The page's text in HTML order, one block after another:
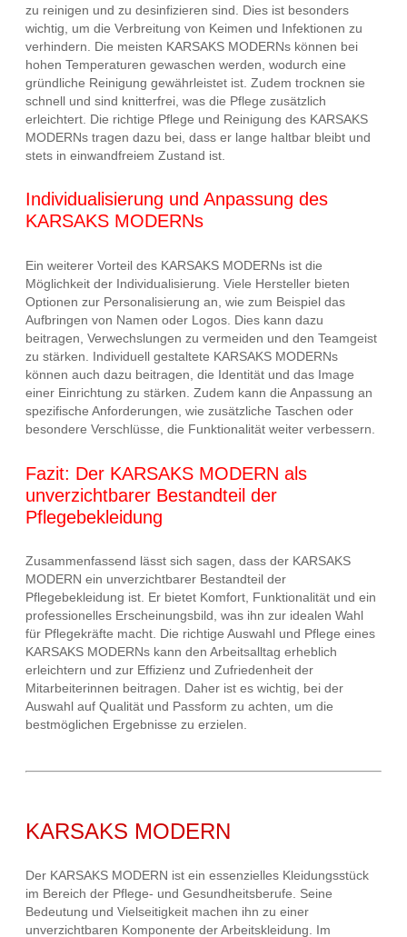
zu reinigen und zu desinfizieren sind. Dies ist besonders
wichtig, um die Verbreitung von Keimen und Infektionen zu
verhindern. Die meisten KARSAKS MODERNs können bei
hohen Temperaturen gewaschen werden, wodurch eine
gründliche Reinigung gewährleistet ist. Zudem trocknen sie
schnell und sind knitterfrei, was die Pflege zusätzlich
erleichtert. Die richtige Pflege und Reinigung des KARSAKS
MODERNs tragen dazu bei, dass er lange haltbar bleibt und
stets in einwandfreiem Zustand ist.
Individualisierung und Anpassung des
KARSAKS MODERNs
Ein weiterer Vorteil des KARSAKS MODERNs ist die
Möglichkeit der Individualisierung. Viele Hersteller bieten
Optionen zur Personalisierung an, wie zum Beispiel das
Aufbringen von Namen oder Logos. Dies kann dazu
beitragen, Verwechslungen zu vermeiden und den Teamgeist
zu stärken. Individuell gestaltete KARSAKS MODERNs
können auch dazu beitragen, die Identität und das Image
einer Einrichtung zu stärken. Zudem kann die Anpassung an
spezifische Anforderungen, wie zusätzliche Taschen oder
besondere Verschlüsse, die Funktionalität weiter verbessern.
Fazit: Der KARSAKS MODERN als
unverzichtbarer Bestandteil der
Pflegebekleidung
Zusammenfassend lässt sich sagen, dass der KARSAKS
MODERN ein unverzichtbarer Bestandteil der
Pflegebekleidung ist. Er bietet Komfort, Funktionalität und ein
professionelles Erscheinungsbild, was ihn zur idealen Wahl
für Pflegekräfte macht. Die richtige Auswahl und Pflege eines
KARSAKS MODERNs kann den Arbeitsalltag erheblich
erleichtern und zur Effizienz und Zufriedenheit der
Mitarbeiterinnen beitragen. Daher ist es wichtig, bei der
Auswahl auf Qualität und Passform zu achten, um die
bestmöglichen Ergebnisse zu erzielen.
KARSAKS MODERN
Der KARSAKS MODERN ist ein essenzielles Kleidungsstück
im Bereich der Pflege- und Gesundheitsberufe. Seine
Bedeutung und Vielseitigkeit machen ihn zu einer
unverzichtbaren Komponente der Arbeitskleidung. Im